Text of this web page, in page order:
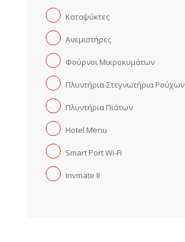
Καταψύκτες
Ανεμιστήρες
Φούρνοι Μικροκυμάτων
Πλυντήρια-Στεγνωτήρια Ρούχων
Πλυντήρια Πιάτων
Hotel Menu
Smart Port Wi-Fi
Invmate II